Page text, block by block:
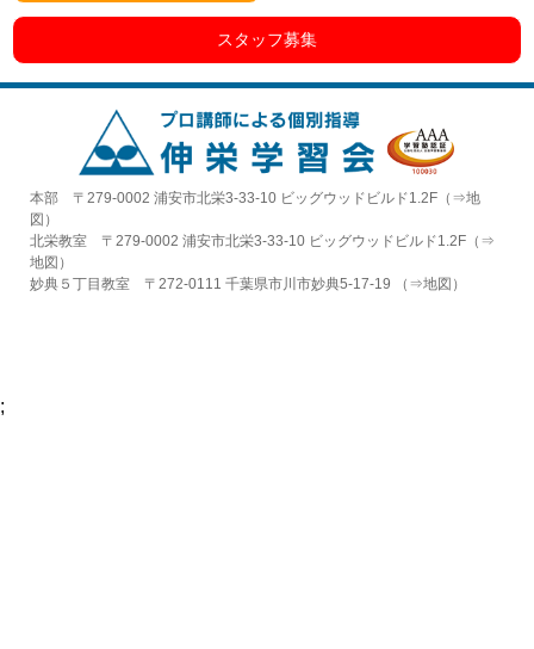
スタッフ募集
本部 〒279-0002 浦安市北栄3-33-10 ビッグウッドビルド1.2F（⇒地
図 ）
北栄教室 〒279-0002 浦安市北栄3-33-10 ビッグウッドビルド1.2F（⇒
地図 ）
妙典５丁目教室 〒272-0111 千葉県市川市妙典5-17-19 （⇒地図 ）
;